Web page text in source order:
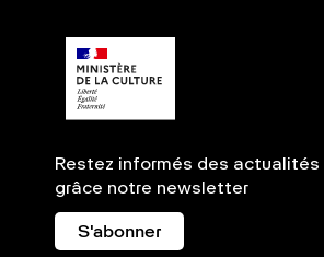
Restez informés des actualités
grâce notre newsletter
S'abonner